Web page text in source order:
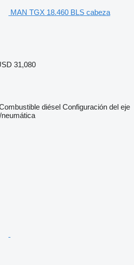
MAN TGX 18.460 BLS cabeza
31,080
diésel Configuración del eje